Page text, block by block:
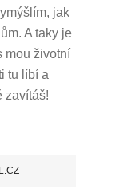
jak
A taky je
mou životní
tu líbí a
zavítáš!